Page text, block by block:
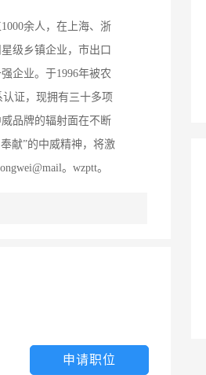
余人，在上海、浙
级乡镇企业，市出口
企业。于1996年被农
认证，现拥有三十多项
品牌的辐射面在不断
献”的中威精神，将激
。wzptt。
申请职位